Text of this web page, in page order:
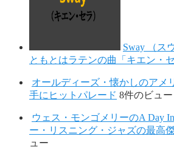
Sway （ス
ともとはラテンの曲「キエン・セ
オールディーズ・懐かしのアメ
手にヒットパレード 8件のビュー
ウェス・モンゴメリーのA Day
ー・リスニング・ジャズの最高
ュー